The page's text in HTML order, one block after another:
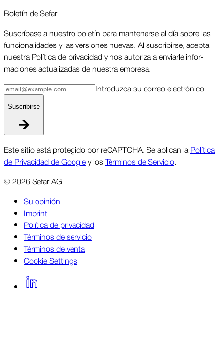
Boletín de Sefar
Sus­críbase a nuestro boletín para man­tenerse al día sobre las
funcio­nalidades y las ver­siones nuevas. Al suscri­birse, acepta
nuestra Política de priva­cidad y nos autoriza a enviarle infor­
maciones actua­lizadas de nuestra empresa.
Intro­duzca su correo elec­trónico
Suscri­birse
Este sitio está protegido por reCAPTCHA. Se aplican laPolítica
de Privacidad de Googley los Términos de Servicio.
©2026Sefar AG
Su opinión
Imprint
Política de privacidad
Términos de servicio
Términos de venta
Cookie Settings